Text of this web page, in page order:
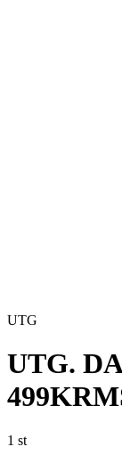
UTG
UTG.
1 st